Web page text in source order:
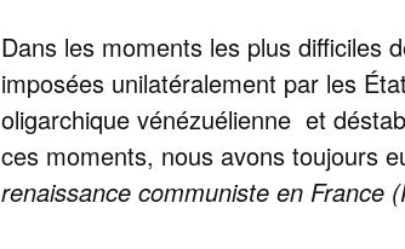
Dans les moments les plus difficiles
imposées unilatéralement par les
oligarchique vénézuélienne et
ces moments, nous avons toujours
renaissance communiste en France